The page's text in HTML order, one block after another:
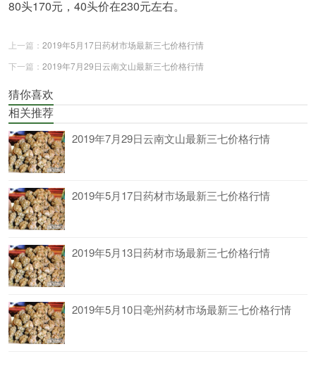
80头170元，40头价在230元左右。
上一篇： 2019年5月17日药材市场最新三七价格行情
下一篇： 2019年7月29日云南文山最新三七价格行情
猜你喜欢
相关推荐
2019年7月29日云南文山最新三七价格行情
2019年5月17日药材市场最新三七价格行情
2019年5月13日药材市场最新三七价格行情
2019年5月10日亳州药材市场最新三七价格行情